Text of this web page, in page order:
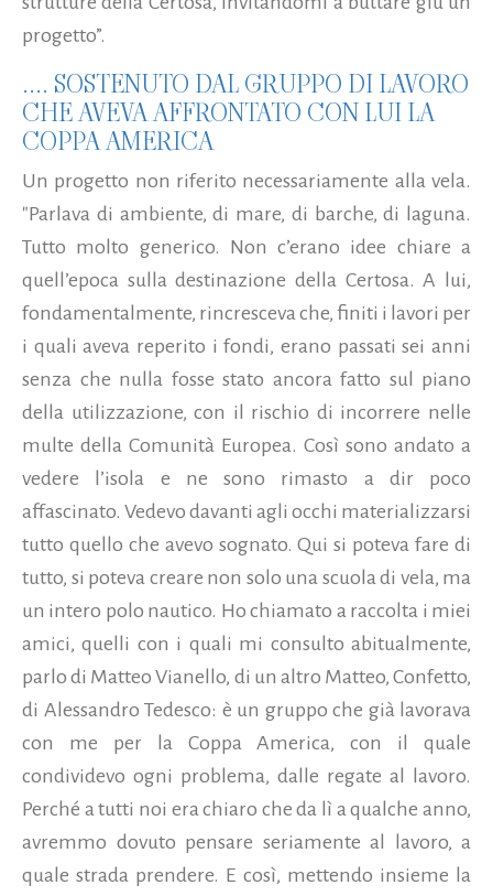
progetto”.
.... SOSTENUTO DAL GRUPPO DI LAVORO
CHE AVEVA AFFRONTATO CON LUI LA
COPPA AMERICA
Un progetto non riferito necessariamente alla vela.
"Parlava di ambiente, di mare, di barche, di laguna.
Tutto molto generico. Non c’erano idee chiare a
quell’epoca sulla destinazione della Certosa. A lui,
fondamentalmente, rincresceva che, finiti i lavori per
i quali aveva reperito i fondi, erano passati sei anni
senza che nulla fosse stato ancora fatto sul piano
della utilizzazione, con il rischio di incorrere nelle
multe della Comunità Europea. Così sono andato a
vedere l’isola e ne sono rimasto a dir poco
affascinato. Vedevo davanti agli occhi materializzarsi
tutto quello che avevo sognato. Qui si poteva fare di
tutto, si poteva creare non solo una scuola di vela, ma
un intero polo nautico. Ho chiamato a raccolta i miei
amici, quelli con i quali mi consulto abitualmente,
parlo di Matteo Vianello, di un altro Matteo, Confetto,
di Alessandro Tedesco: è un gruppo che già lavorava
con me per la Coppa America, con il quale
condividevo ogni problema, dalle regate al lavoro.
Perché a tutti noi era chiaro che da lì a qualche anno,
avremmo dovuto pensare seriamente al lavoro, a
quale strada prendere. E così, mettendo insieme la